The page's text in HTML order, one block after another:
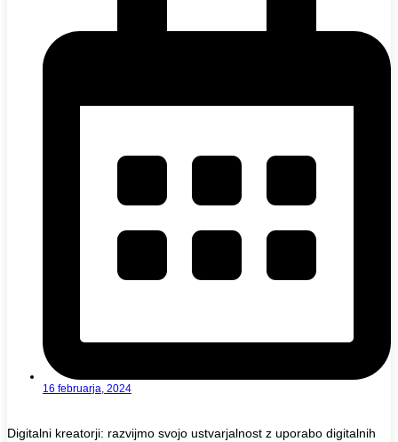
16 februarja, 2024
Digitalni kreatorji: razvijmo svojo ustvarjalnost z uporabo digitalnih